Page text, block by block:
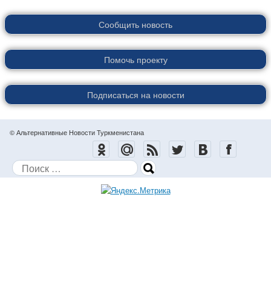
Сообщить новость
Помочь проекту
Подписаться на новости
© Альтернативные Новости Туркменистана
Поиск